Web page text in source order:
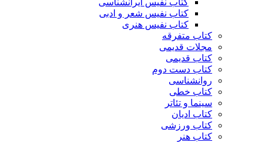
کتاب نفیس ایرانشناسی
کتاب نفیس شعر و ادبی
کتاب نفیس هنری
کتاب متفرقه
مجلات قدیمی
کتاب قدیمی
کتاب دست دوم
روانشناسی
کتاب خطی
سینما و تئاتر
کتاب ادیان
کتاب ورزشی
کتاب هنر